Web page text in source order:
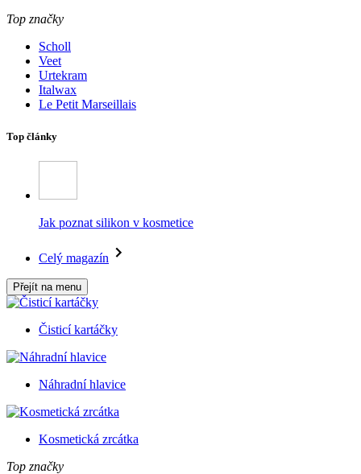
Top značky
Scholl
Veet
Urtekram
Italwax
Le Petit Marseillais
Top články
Jak poznat silikon v kosmetice
Celý magazín
Přejít na menu
Čisticí kartáčky
Náhradní hlavice
Kosmetická zrcátka
Top značky